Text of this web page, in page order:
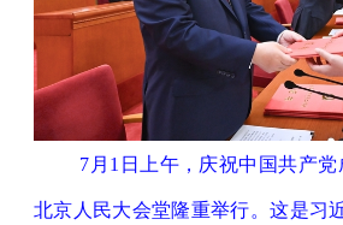
7月1日上午，庆祝中国共产党
北京人民大会堂隆重举行。这是习